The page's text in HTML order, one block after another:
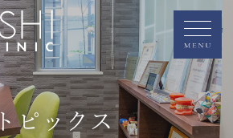
トピックス